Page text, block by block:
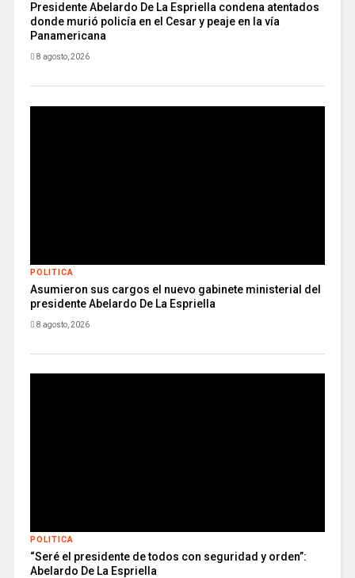
Presidente Abelardo De La Espriella condena atentados
donde murió policía en el Cesar y peaje en la vía
Panamericana
8 agosto, 2026
POLITICA
Asumieron sus cargos el nuevo gabinete ministerial del
presidente Abelardo De La Espriella
8 agosto, 2026
POLITICA
“Seré el presidente de todos con seguridad y orden”:
Abelardo De La Espriella